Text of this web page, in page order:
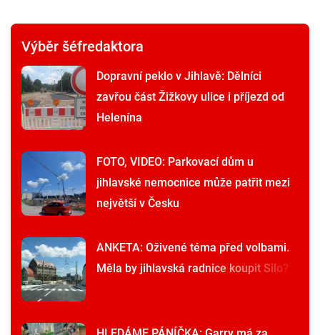
Výběr šéfredaktora
Dopravní peklo v Jihlavě: Dělníci
zavřou část Žižkovy ulice i příjezd od
Helenína
FOTO, VIDEO: Parkovací dům u
jihlavské nemocnice může patřit mezi
největší v Česku
ANKETA: Oživené téma před volbami.
Měla by jihlavská radnice koupit Silo?